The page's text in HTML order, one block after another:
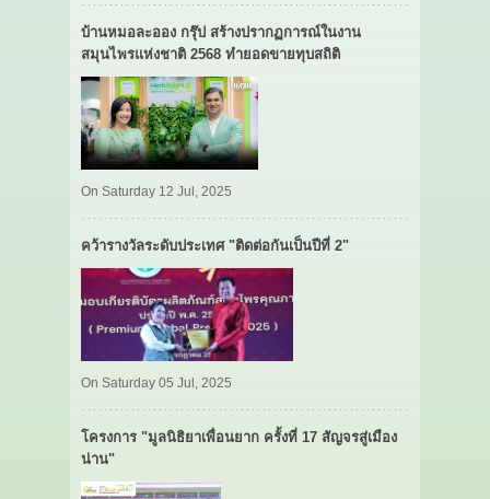
บ้านหมอละออง กรุ๊ป สร้างปรากฏการณ์ในงาน
สมุนไพรแห่งชาติ 2568 ทำยอดขายทุบสถิติ
On Saturday 12 Jul, 2025
คว้ารางวัลระดับประเทศ "ติดต่อกันเป็นปีที่ 2"
On Saturday 05 Jul, 2025
โครงการ "มูลนิธิยาเพื่อนยาก ครั้งที่ 17 สัญจรสู่เมือง
น่าน"